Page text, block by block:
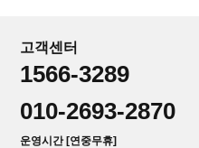
고객센터
1566-3289
010-2693-2870
운영시간 [연중무휴]